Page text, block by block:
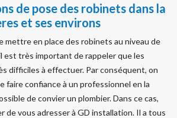
de pose des robinets dans la
et ses environs
mettre en place des robinets au niveau de
est très important de rappeler que les
difficiles à effectuer. Par conséquent, on
faire confiance à un professionnel en la
de convier un plombier. Dans ce cas,
de vous adresser à GD installation. Il a tous